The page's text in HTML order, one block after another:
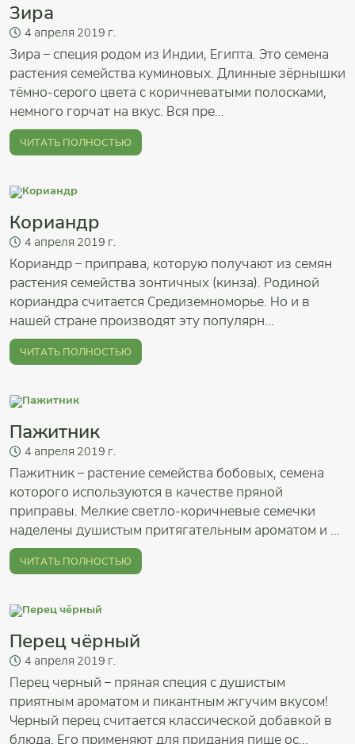
Зира
4 апреля 2019 г.
Зира – специя родом из Индии, Египта. Это семена
растения семейства куминовых. Длинные зёрнышки
тёмно-серого цвета с коричневатыми полосками,
немного горчат на вкус. Вся пре...
ЧИТАТЬ ПОЛНОСТЬЮ
Кориандр
4 апреля 2019 г.
Кориандр – приправа, которую получают из семян
растения семейства зонтичных (кинза). Родиной
кориандра считается Средиземноморье. Но и в
нашей стране производят эту популярн...
ЧИТАТЬ ПОЛНОСТЬЮ
Пажитник
4 апреля 2019 г.
Пажитник – растение семейства бобовых, семена
которого используются в качестве пряной
приправы. Мелкие светло-коричневые семечки
наделены душистым притягательным ароматом и ...
ЧИТАТЬ ПОЛНОСТЬЮ
Перец чёрный
4 апреля 2019 г.
Перец черный – пряная специя с душистым
приятным ароматом и пикантным жгучим вкусом!
Черный перец считается классической добавкой в
блюда. Его применяют для придания пище ос...